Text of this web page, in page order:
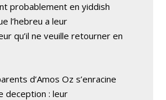
probablement en yiddish
l’hebreu a leur
qu’il ne veuille retourner en
d’Amos Oz s’enracine
deception : leur